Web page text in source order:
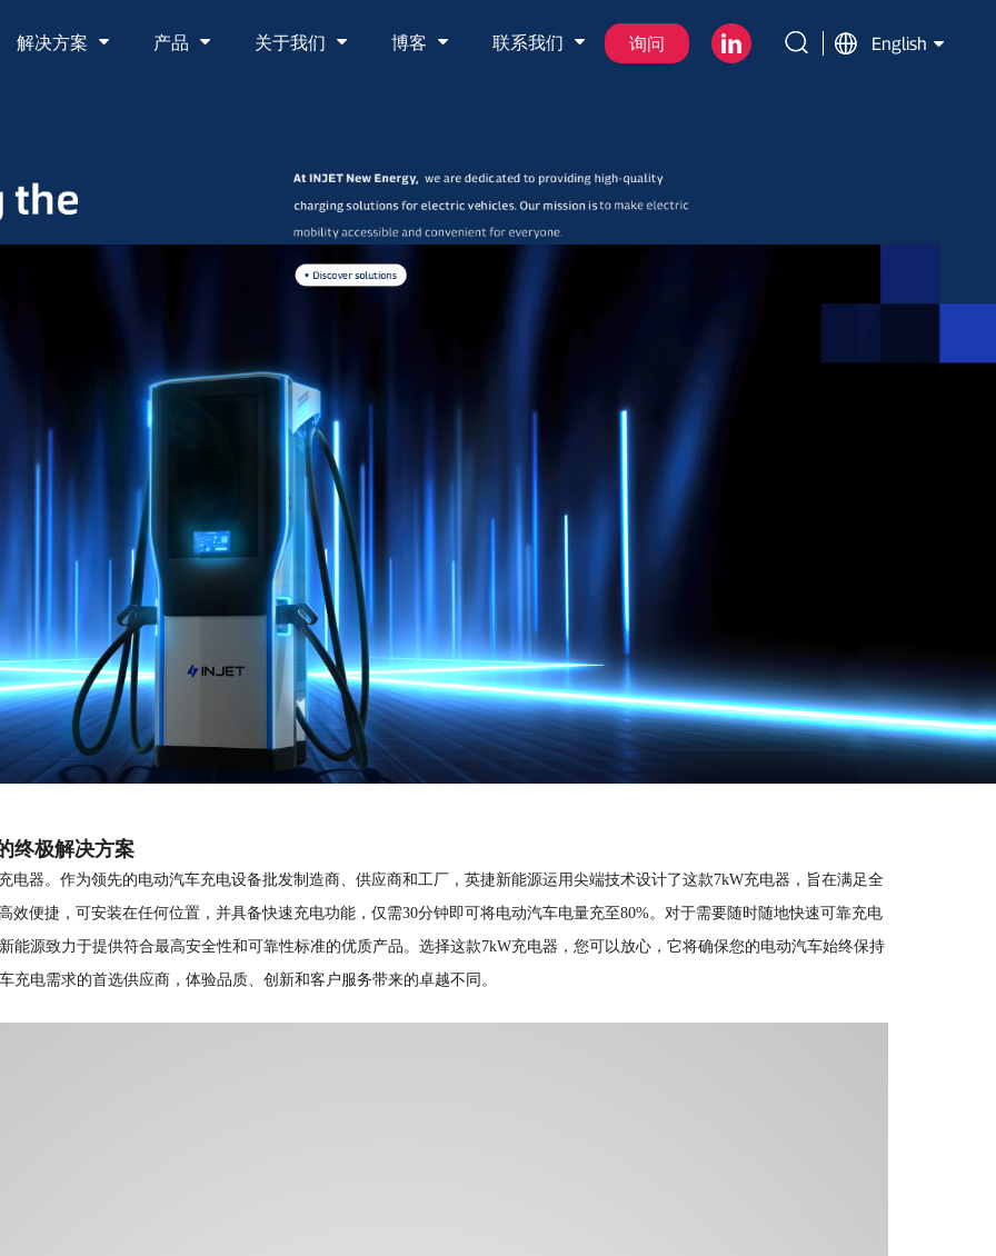
解决方案 产品 关于我们 博客 联系我们 询问 English
终极解决方案
器。作为领先的电动汽车充电设备批发制造商、供应商和工厂，英捷新能源运用尖端技术设计了这款7kW充电器，旨在满足全
效便捷，可安装在任何位置，并具备快速充电功能，仅需30分钟即可将电动汽车电量充至80%。对于需要随时随地快速可靠充电
能源致力于提供符合最高安全性和可靠性标准的优质产品。选择这款7kW充电器，您可以放心，它将确保您的电动汽车始终保持
电需求的首选供应商，体验品质、创新和客户服务带来的卓越不同。